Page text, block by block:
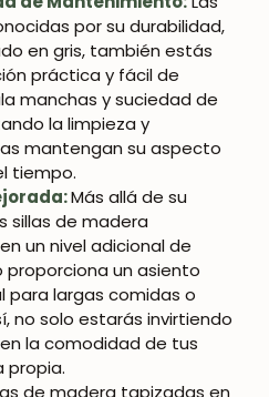
por su durabilidad,
en gris, también estás
práctica y fácil de
manchas y suciedad de
la limpieza y
mantengan su aspecto
tiempo.
Más allá de su
sillas de madera
un nivel adicional de
proporciona un asiento
para largas comidas o
no solo estarás invirtiendo
la comodidad de tus
propia.
de madera tapizadas en